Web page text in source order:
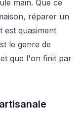
main. Que ce
réparer un
est quasiment
le genre de
que l'on finit par